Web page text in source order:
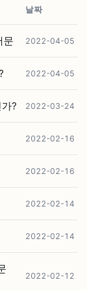
날짜
문 2022-04-05
2022-04-05
? 2022-03-24
2022-02-16
2022-02-16
2022-02-14
2022-02-14
2022-02-12